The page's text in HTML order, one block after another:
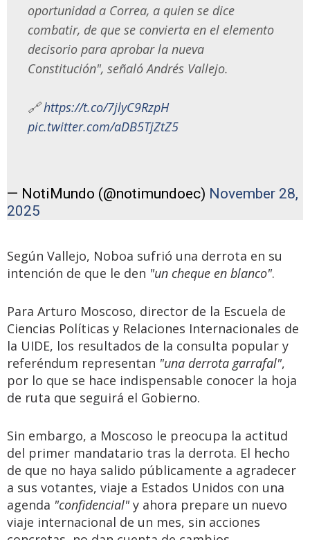
oportunidad a Correa, a quien se dice
combatir, de que se convierta en el elemento
decisorio para aprobar la nueva
Constitución", señaló Andrés Vallejo.
🔗https://t.co/7jlyC9RzpH
pic.twitter.com/aDB5TjZtZ5
— NotiMundo (@notimundoec) November 28,
2025
Según Vallejo, Noboa sufrió una derrota en su
intención de que le den "un cheque en blanco".
Para Arturo Moscoso, director de la Escuela de
Ciencias Políticas y Relaciones Internacionales de
la UIDE, los resultados de la consulta popular y
referéndum representan "una derrota garrafal",
por lo que se hace indispensable conocer la hoja
de ruta que seguirá el Gobierno.
Sin embargo, a Moscoso le preocupa la actitud
del primer mandatario tras la derrota. El hecho
de que no haya salido públicamente a agradecer
a sus votantes, viaje a Estados Unidos con una
agenda "confidencial"y ahora prepare un nuevo
viaje internacional de un mes, sin acciones